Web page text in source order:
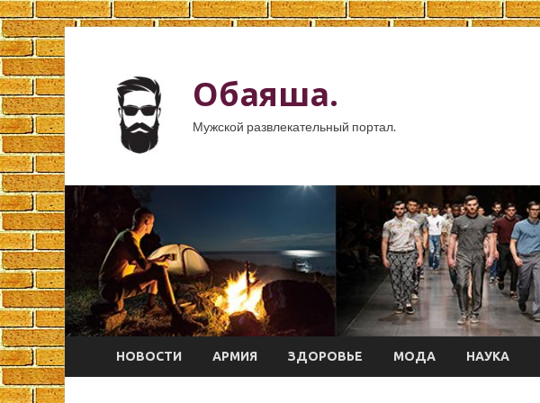
Обаяша.
Мужской развлекательный портал.
НОВОСТИ АРМИЯ ЗДОРОВЬЕ МОДА НАУКА